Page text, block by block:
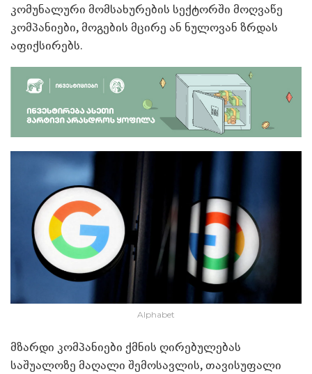
კომუნალური მომსახურების სექტორში მოღვაწე
კომპანიები, მოგების მცირე ან ნულოვან ზრდას
აფიქსირებს.
Alphabet
მზარდი კომპანიები ქმნის ღირებულებას
საშუალოზე მაღალი შემოსავლის, თავისუფალი